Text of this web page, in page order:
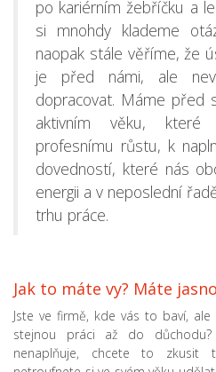
po kariérním žebříčku a
si mnohdy klademe
naopak stále věříme, že
je před námi, ale
dopracovat. Máme před
aktivním věku,
profesnímu růstu, k
dovedností, které nás
energii a v neposlední
trhu práce.
Jak to máte vy? Máte
Jste ve firmě, kde vás to baví,
stejnou práci až do
nenaplňuje, chcete to